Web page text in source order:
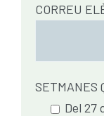
CORREU
SETMANES
Del 27